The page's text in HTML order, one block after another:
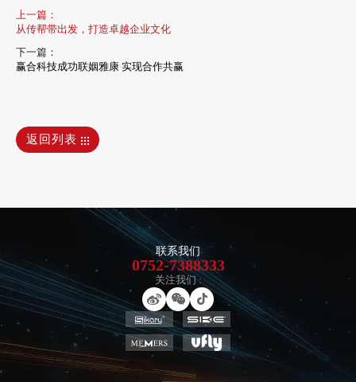
上一篇：
从传帮带出发，打造卓越企业文化
下一篇：
赢合科技成功联姻雅康 实现合作共赢
返回列表
联系我们
0752-7388333
关注我们 :